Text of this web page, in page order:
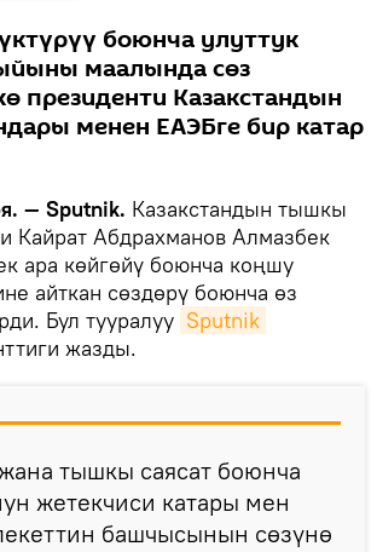
боюнча улуттук
маалында сөз
президенти Казакстандын
менен ЕАЭБге бир катар
— Sputnik. Казакстандын тышкы
Кайрат Абдрахманов Алмазбек
ара көйгөйү боюнча коңшу
айткан сөздөрү боюнча өз
Бул тууралуу Sputnik
жазды.
тышкы саясат боюнча
жетекчиси катары мен
башчысынын сөзүнө